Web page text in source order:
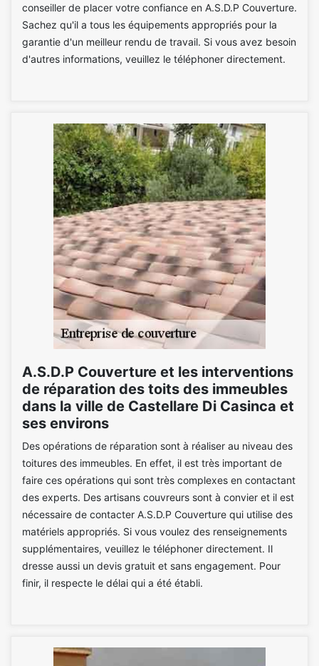
conseiller de placer votre confiance en A.S.D.P Couverture.
Sachez qu'il a tous les équipements appropriés pour la
garantie d'un meilleur rendu de travail. Si vous avez besoin
d'autres informations, veuillez le téléphoner directement.
A.S.D.P Couverture et les interventions
de réparation des toits des immeubles
dans la ville de Castellare Di Casinca et
ses environs
Des opérations de réparation sont à réaliser au niveau des
toitures des immeubles. En effet, il est très important de
faire ces opérations qui sont très complexes en contactant
des experts. Des artisans couvreurs sont à convier et il est
nécessaire de contacter A.S.D.P Couverture qui utilise des
matériels appropriés. Si vous voulez des renseignements
supplémentaires, veuillez le téléphoner directement. Il
dresse aussi un devis gratuit et sans engagement. Pour
finir, il respecte le délai qui a été établi.